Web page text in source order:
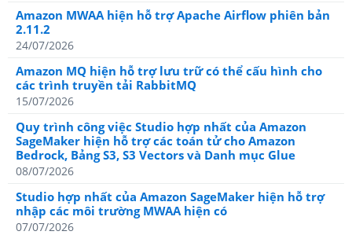
Amazon MWAA hiện hỗ trợ Apache Airflow phiên bản
2.11.2
24/07/2026
Amazon MQ hiện hỗ trợ lưu trữ có thể cấu hình cho
các trình truyền tải RabbitMQ
15/07/2026
Quy trình công việc Studio hợp nhất của Amazon
SageMaker hiện hỗ trợ các toán tử cho Amazon
Bedrock, Bảng S3, S3 Vectors và Danh mục Glue
08/07/2026
Studio hợp nhất của Amazon SageMaker hiện hỗ trợ
nhập các môi trường MWAA hiện có
07/07/2026